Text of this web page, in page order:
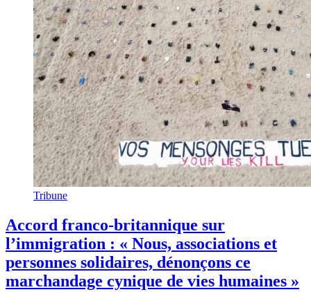
Tribune
Accord franco-britannique sur
l’immigration : « Nous, associations et
personnes solidaires, dénonçons ce
marchandage cynique de vies humaines »